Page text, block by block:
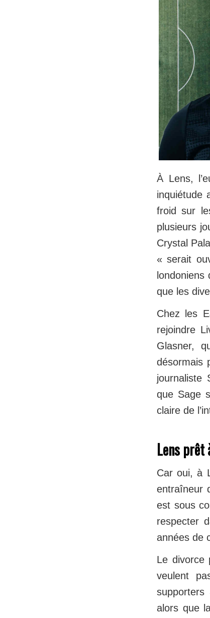
À Lens,
inquiétude
froid sur
plusieurs
Crystal
« serait
que les
Chez les
rejoindre
Glasner,
désormais
journaliste
que Sage
claire de
Lens
Car oui, à
entraîneur
est sous
respecter
années de
Le divorce
veulent
alors que